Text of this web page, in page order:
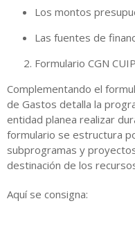
Los montos
Las fuentes de
Formulario CGN
Complementando el
de Gastos detalla la
entidad planea realizar
formulario se estructura
subprogramas y
destinación de los
Aquí se consigna: